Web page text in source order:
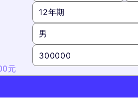
12年期
男
元